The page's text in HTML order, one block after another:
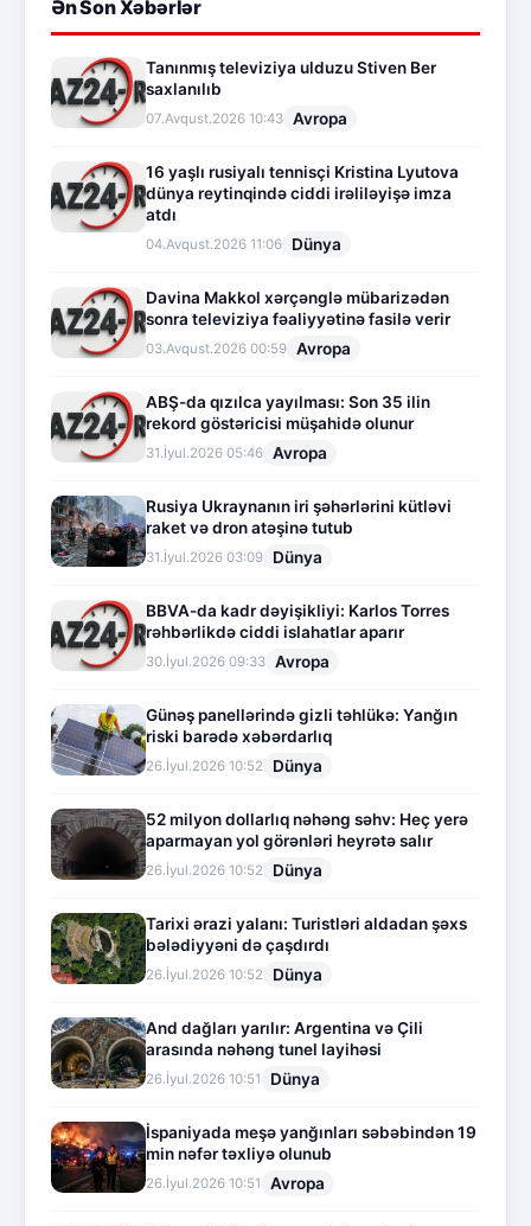
Ən Son Xəbərlər
Tanınmış televiziya ulduzu Stiven Ber
saxlanılıb
07.Avqust.2026 10:43 Avropa
16 yaşlı rusiyalı tennisçi Kristina Lyutova
dünya reytinqində ciddi irəliləyişə imza
atdı
04.Avqust.2026 11:06 Dünya
Davina Makkol xərçənglə mübarizədən
sonra televiziya fəaliyyətinə fasilə verir
03.Avqust.2026 00:59 Avropa
ABŞ-da qızılca yayılması: Son 35 ilin
rekord göstəricisi müşahidə olunur
31.İyul.2026 05:46 Avropa
Rusiya Ukraynanın iri şəhərlərini kütləvi
raket və dron atəşinə tutub
31.İyul.2026 03:09 Dünya
BBVA-da kadr dəyişikliyi: Karlos Torres
rəhbərlikdə ciddi islahatlar aparır
30.İyul.2026 09:33 Avropa
Günəş panellərində gizli təhlükə: Yanğın
riski barədə xəbərdarlıq
26.İyul.2026 10:52 Dünya
52 milyon dollarlıq nəhəng səhv: Heç yerə
aparmayan yol görənləri heyrətə salır
26.İyul.2026 10:52 Dünya
Tarixi ərazi yalanı: Turistləri aldadan şəxs
bələdiyyəni də çaşdırdı
26.İyul.2026 10:52 Dünya
And dağları yarılır: Argentina və Çili
arasında nəhəng tunel layihəsi
26.İyul.2026 10:51 Dünya
İspaniyada meşə yanğınları səbəbindən 19
min nəfər təxliyə olunub
26.İyul.2026 10:51 Avropa